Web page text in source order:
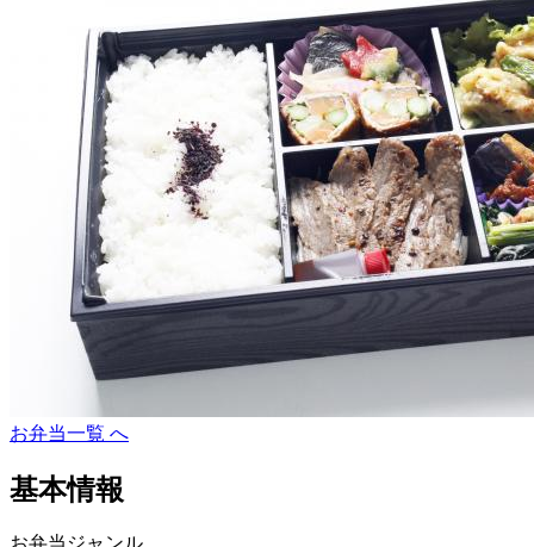
お弁当一覧 へ
基本情報